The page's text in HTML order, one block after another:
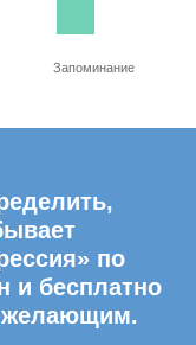
Запоминание
по
и бесплатно
желающим.